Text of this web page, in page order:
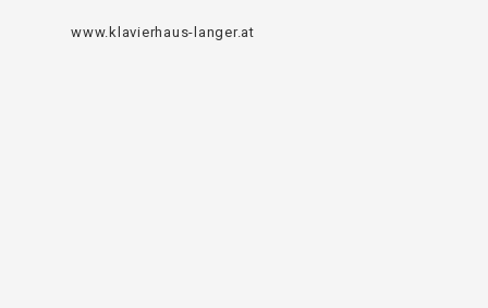
www.klavierhaus-langer.at